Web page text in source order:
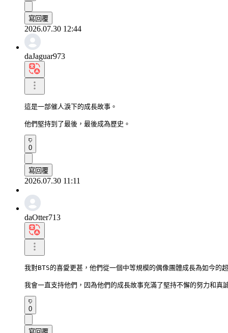
寫回覆
2026.07.30 12:44
daJaguar973
這是一部催人淚下的成長故事。
他們堅持到了最後，最後成為歷史。
0
寫回覆
2026.07.30 11:11
daOtter713
我對BTS的喜愛更甚，他們從一個中等規模的偶像團體成長為如今的
我會一直支持他們，因為他們的成長故事充滿了堅持不懈的努力和真
0